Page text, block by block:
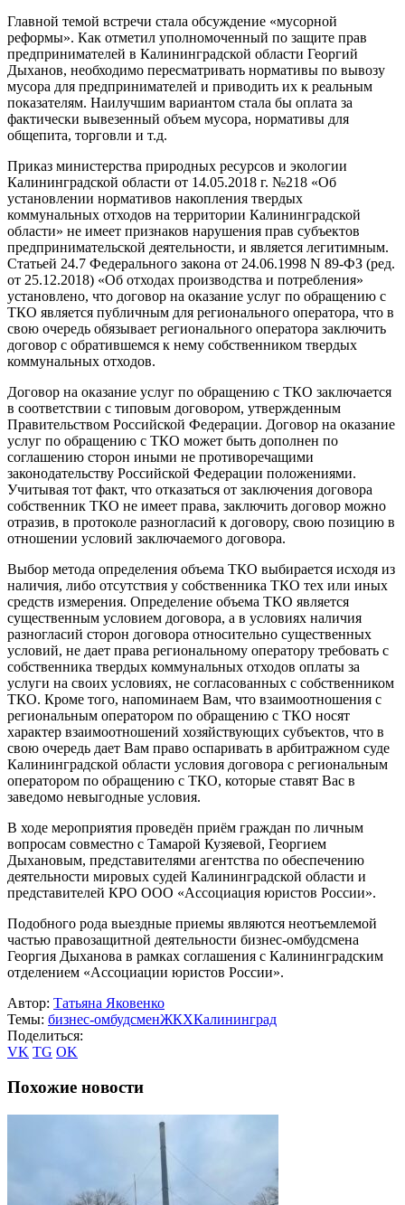
Главной темой встречи стала обсуждение «мусорной
реформы». Как отметил уполномоченный по защите прав
предпринимателей в Калининградской области Георгий
Дыханов, необходимо пересматривать нормативы по вывозу
мусора для предпринимателей и приводить их к реальным
показателям. Наилучшим вариантом стала бы оплата за
фактически вывезенный объем мусора, нормативы для
общепита, торговли и т.д.
Приказ министерства природных ресурсов и экологии
Калининградской области от 14.05.2018 г. №218 «Об
установлении нормативов накопления твердых
коммунальных отходов на территории Калининградской
области» не имеет признаков нарушения прав субъектов
предпринимательской деятельности, и является легитимным.
Статьей 24.7 Федерального закона от 24.06.1998 N 89-ФЗ (ред.
от 25.12.2018) «Об отходах производства и потребления»
установлено, что договор на оказание услуг по обращению с
ТКО является публичным для регионального оператора, что в
свою очередь обязывает регионального оператора заключить
договор с обратившемся к нему собственником твердых
коммунальных отходов.
Договор на оказание услуг по обращению с ТКО заключается
в соответствии с типовым договором, утвержденным
Правительством Российской Федерации. Договор на оказание
услуг по обращению с ТКО может быть дополнен по
соглашению сторон иными не противоречащими
законодательству Российской Федерации положениями.
Учитывая тот факт, что отказаться от заключения договора
собственник ТКО не имеет права, заключить договор можно
отразив, в протоколе разногласий к договору, свою позицию в
отношении условий заключаемого договора.
Выбор метода определения объема ТКО выбирается исходя из
наличия, либо отсутствия у собственника ТКО тех или иных
средств измерения. Определение объема ТКО является
существенным условием договора, а в условиях наличия
разногласий сторон договора относительно существенных
условий, не дает права региональному оператору требовать с
собственника твердых коммунальных отходов оплаты за
услуги на своих условиях, не согласованных с собственником
ТКО. Кроме того, напоминаем Вам, что взаимоотношения с
региональным оператором по обращению с ТКО носят
характер взаимоотношений хозяйствующих субъектов, что в
свою очередь дает Вам право оспаривать в арбитражном суде
Калининградской области условия договора с региональным
оператором по обращению с ТКО, которые ставят Вас в
заведомо невыгодные условия.
В ходе мероприятия проведён приём граждан по личным
вопросам совместно с Тамарой Кузяевой, Георгием
Дыхановым, представителями агентства по обеспечению
деятельности мировых судей Калининградской области и
представителей КРО ООО «Ассоциация юристов России».
Подобного рода выездные приемы являются неотъемлемой
частью правозащитной деятельности бизнес-омбудсмена
Георгия Дыханова в рамках соглашения с Калининградским
отделением «Ассоциации юристов России».
Автор: Татьяна Яковенко
Темы: бизнес-омбудсменЖКХКалининград
Поделиться:
VK TG OK
Похожие новости